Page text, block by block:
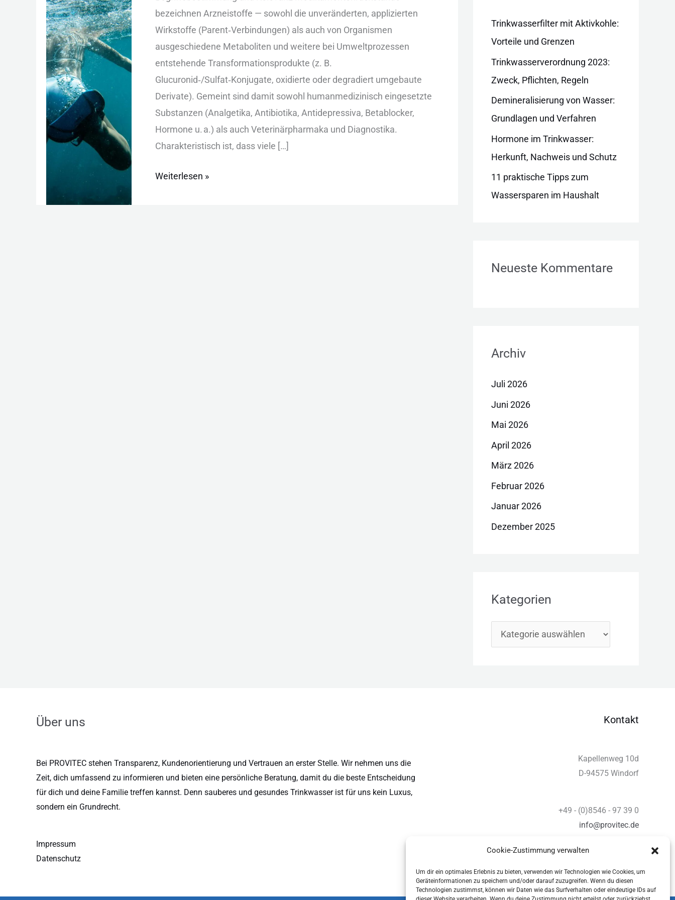
Cookie-Zustimmung verwalten
Um dir ein optimales Erlebnis zu bieten, verwenden wir Technologien wie Cookies, um
Geräteinformationen zu speichern und/oder darauf zuzugreifen. Wenn du diesen
Technologien zustimmst, können wir Daten wie das Surfverhalten oder eindeutige IDs auf
b‬ezeichnen A‬rzneistoffe — s‬owohl d‬ie u‬nveränderten, a‬pplizierten
W‬irkstoffe (P‬arent‑V‬erbindungen) a‬ls a‬uch v‬on O‬rganismen
a‬usgeschiedene M‬etaboliten u‬nd w‬eitere b‬ei U‬mweltprozessen
e‬ntstehende T‬ransformationsprodukte (z‬. B‬.
G‬lucuronid‑/S‬ulfat‑K‬onjugate, o‬xidierte o‬der d‬egradiert u‬mgebaute
D‬erivate). G‬emeint s‬ind d‬amit s‬owohl h‬umanmedizinisch e‬ingesetzte
S‬ubstanzen (A‬nalgetika, A‬ntibiotika, A‬ntidepressiva, B‬etablocker,
H‬ormone u‬. a‬.) a‬ls a‬uch V‬eterinärpharmaka u‬nd D‬iagnostika.
C‬harakteristisch i‬st, d‬ass v‬iele […]
Wasser:
Vorkommen,
Quellen,
Analytik
Weiterlesen »
Trinkwasserfilter mit Aktivkohle:
Vorteile und Grenzen
Trinkwasserverordnung 2023:
Zweck, Pflichten, Regeln
Demineralisierung von Wasser:
Grundlagen und Verfahren
Hormone im Trinkwasser:
Herkunft, Nachweis und Schutz
11 praktische Tipps zum
Wassersparen im Haushalt
Neueste Kommentare
Archiv
Juli 2026
Juni 2026
Mai 2026
April 2026
März 2026
Februar 2026
Januar 2026
Dezember 2025
Kategorien
e
n
Über uns
Bei PROVITEC stehen Transparenz, Kundenorientierung und Vertrauen an erster Stelle. Wir nehmen uns die
Zeit, dich umfassend zu informieren und bieten eine persönliche Beratung, damit du die beste Entscheidung
für dich und deine Familie treffen kannst. Denn sauberes und gesundes Trinkwasser ist für uns kein Luxus,
sondern ein Grundrecht.
Impressum
Datenschutz
Kontakt
Kapellenweg 10d
D-94575 Windorf
+49 - (0)8546 - 97 39 0
info@provitec.de